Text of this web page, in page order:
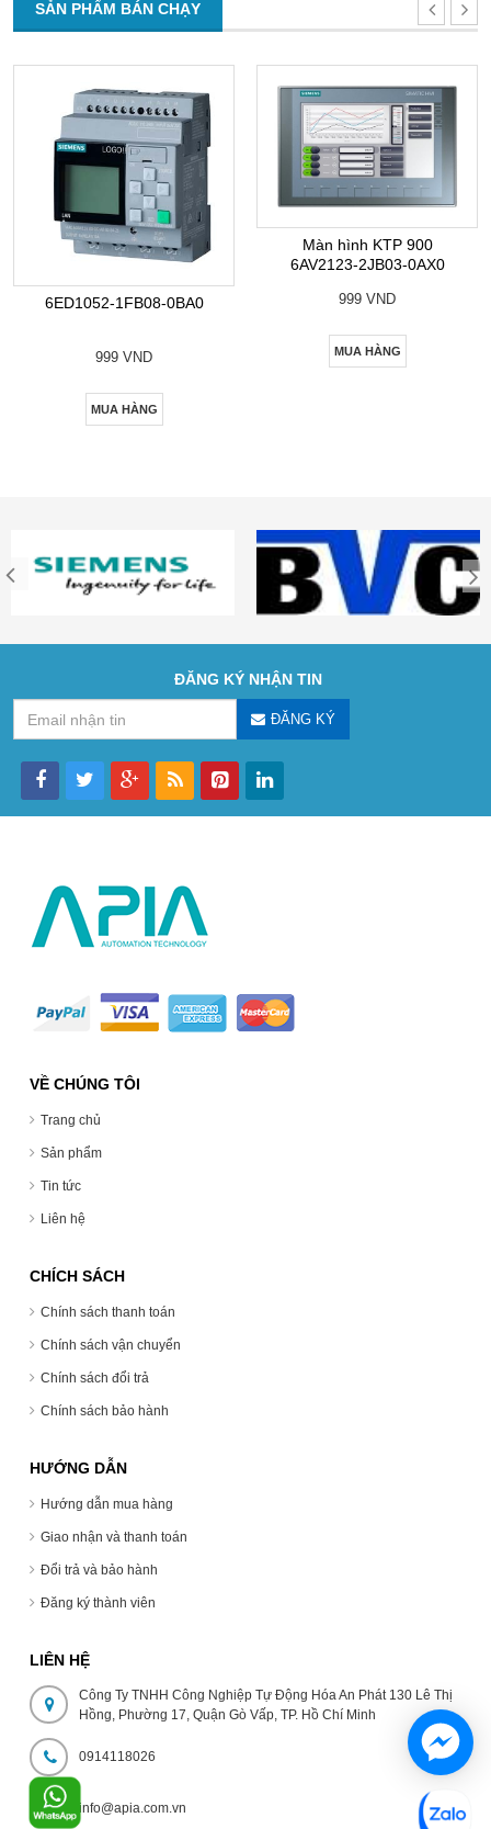
SẢN PHẨM BÁN CHẠY
6ED1052-1FB08-0BA0
999 VND
MUA HÀNG
Màn hình KTP 900
6AV2123-2JB03-0AX0
999 VND
MUA HÀNG
ĐĂNG KÝ NHẬN TIN
ĐĂNG KÝ
VỀ CHÚNG TÔI
Trang chủ
Sản phẩm
Tin tức
Liên hệ
CHÍCH SÁCH
Chính sách thanh toán
Chính sách vận chuyển
Chính sách đổi trả
Chính sách bảo hành
HƯỚNG DẪN
Hướng dẫn mua hàng
Giao nhận và thanh toán
Đổi trả và bảo hành
Đăng ký thành viên
LIÊN HỆ
Công Ty TNHH Công Nghiệp Tự Động Hóa An Phát 130 Lê Thị
Hồng, Phường 17, Quận Gò Vấp, TP. Hồ Chí Minh
0914118026
info@apia.com.vn